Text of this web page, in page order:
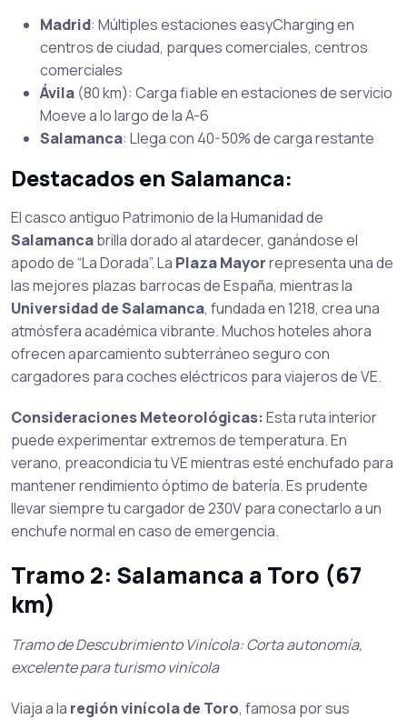
Madrid: Múltiples estaciones easyCharging en
centros de ciudad, parques comerciales, centros
comerciales
Ávila (80 km): Carga fiable en estaciones de servicio
Moeve a lo largo de la A-6
Salamanca: Llega con 40-50% de carga restante
Destacados en Salamanca:
El casco antiguo Patrimonio de la Humanidad de
Salamancabrilla dorado al atardecer, ganándose el
apodo de “La Dorada”. La Plaza Mayorrepresenta una de
las mejores plazas barrocas de España, mientras la
Universidad de Salamanca, fundada en 1218, crea una
atmósfera académica vibrante. Muchos hoteles ahora
ofrecen aparcamiento subterráneo seguro con
cargadores para coches eléctricos para viajeros de VE.
Consideraciones Meteorológicas:Esta ruta interior
puede experimentar extremos de temperatura. En
verano, preacondicia tu VE mientras esté enchufado para
mantener rendimiento óptimo de batería. Es prudente
llevar siempre tu cargador de 230V para conectarlo a un
enchufe normal en caso de emergencia.
Tramo 2: Salamanca a Toro (67
km)
Tramo de Descubrimiento Vinícola: Corta autonomía,
excelente para turismo vinícola
Viaja a la región vinícola de Toro, famosa por sus